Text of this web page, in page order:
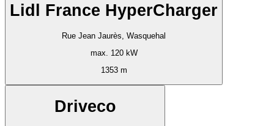
Lidl France HyperCharger
Rue Jean Jaurès, Wasquehal
max. 120 kW
1353 m
Driveco